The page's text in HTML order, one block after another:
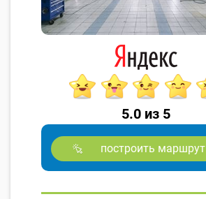
5.0 из 5
построить маршрут